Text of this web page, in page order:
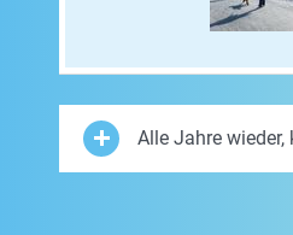
Alle Jahre wieder,